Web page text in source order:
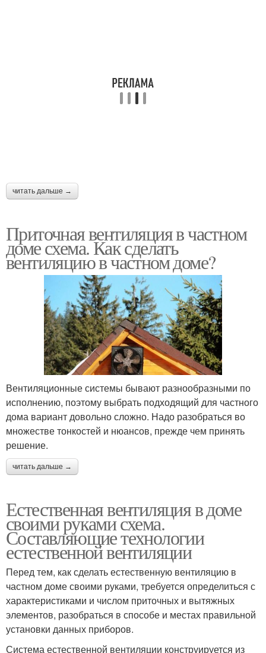
читать дальше →
Приточная вентиляция в частном
доме схема. Как сделать
вентиляцию в частном доме?
Вентиляционные системы бывают разнообразными по
исполнению, поэтому выбрать подходящий для частного
дома вариант довольно сложно. Надо разобраться во
множестве тонкостей и нюансов, прежде чем принять
решение.
читать дальше →
Естественная вентиляция в доме
своими руками схема.
Составляющие технологии
естественной вентиляции
Перед тем, как сделать естественную вентиляцию в
частном доме своими руками, требуется определиться с
характеристиками и числом приточных и вытяжных
элементов, разобраться в способе и местах правильной
установки данных приборов.
Система естественной вентиляции конструируется из